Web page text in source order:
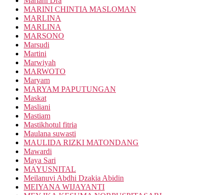
MARINI CHINTIA MASLOMAN
MARLINA
MARLINA
MARSONO
Marsudi
Martini
Marwiyah
MARWOTO
Maryam
MARYAM PAPUTUNGAN
Maskat
Masliani
Mastiam
Mastikhotul fitria
Maulana suwasti
MAULIDA RIZKI MATONDANG
Mawardi
Maya Sari
MAYUSNITAL
Meilanuvi Abdhi Dzakia Abidin
MEIYANA WIJAYANTI